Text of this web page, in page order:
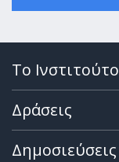
Το Ινστιτούτο
Δράσεις
Δημοσιεύσεις